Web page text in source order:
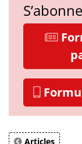
Articles